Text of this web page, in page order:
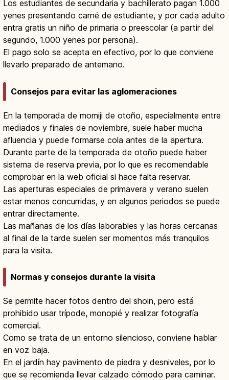
Los estudiantes de secundaria y bachillerato pagan 1.000
yenes presentando carné de estudiante, y por cada adulto
entra gratis un niño de primaria o preescolar (a partir del
segundo, 1.000 yenes por persona).
El pago solo se acepta en efectivo, por lo que conviene
llevarlo preparado de antemano.
Consejos para evitar las aglomeraciones
En la temporada de momiji de otoño, especialmente entre
mediados y finales de noviembre, suele haber mucha
afluencia y puede formarse cola antes de la apertura.
Durante parte de la temporada de otoño puede haber
sistema de reserva previa, por lo que es recomendable
comprobar en la web oficial si hace falta reservar.
Las aperturas especiales de primavera y verano suelen
estar menos concurridas, y en algunos periodos se puede
entrar directamente.
Las mañanas de los días laborables y las horas cercanas
al final de la tarde suelen ser momentos más tranquilos
para la visita.
Normas y consejos durante la visita
Se permite hacer fotos dentro del shoin, pero está
prohibido usar trípode, monopié y realizar fotografía
comercial.
Como se trata de un entorno silencioso, conviene hablar
en voz baja.
En el jardín hay pavimento de piedra y desniveles, por lo
que se recomienda llevar calzado cómodo para caminar.